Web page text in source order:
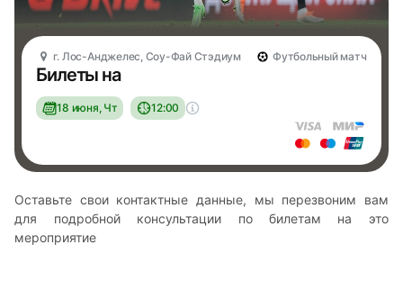
г. Лос-Анджелес, Соу-Фай Стэдиум Футбольный матч
Билеты на
18 июня, Чт 12:00
Оставьте свои контактные данные, мы перезвоним вам
для подробной консультации по билетам на это
мероприятие